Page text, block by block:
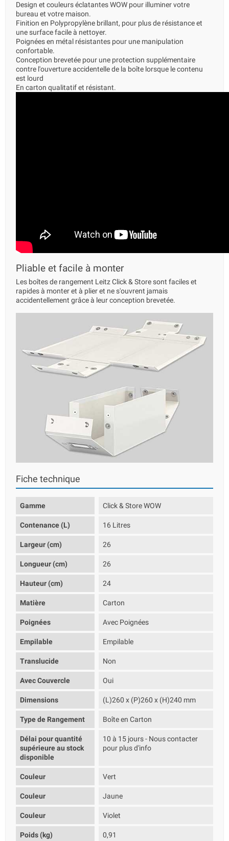
Design et couleurs éclatantes WOW pour illuminer votre
bureau et votre maison.
Finition en Polypropylène brillant, pour plus de résistance et
une surface facile à nettoyer.
Poignées en métal résistantes pour une manipulation
confortable.
Conception brevetée pour une protection supplémentaire
contre l'ouverture accidentelle de la boîte lorsque le contenu
est lourd
En carton qualitatif et résistant.
Pliable et facile à monter
Les boîtes de rangement Leitz Click & Store sont faciles et
rapides à monter et à plier et ne s'ouvrent jamais
accidentellement grâce à leur conception brevetée.
Fiche technique
Gamme Click & Store WOW
Contenance (L) 16 Litres
Largeur (cm) 26
Longueur (cm) 26
Hauteur (cm) 24
Matière Carton
Poignées Avec Poignées
Empilable Empilable
Translucide Non
Avec Couvercle Oui
Dimensions (L)260 x (P)260 x (H)240 mm
Type de Rangement Boîte en Carton
Délai pour quantité
supérieure au stock
disponible
10 à 15 jours - Nous contacter
pour plus d'info
Couleur Vert
Couleur Jaune
Couleur Violet
Poids (kg) 0,91